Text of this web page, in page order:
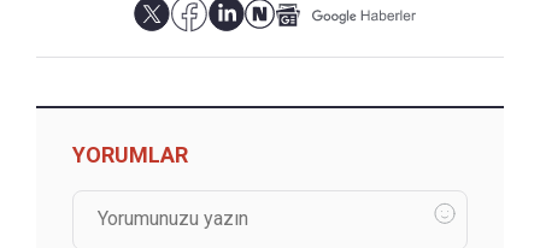
YORUMLAR